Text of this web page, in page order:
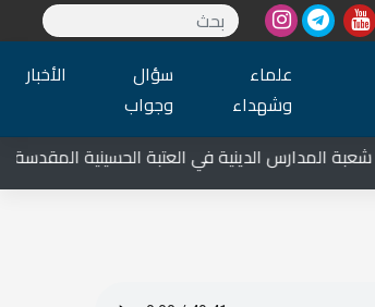
علماء
وشهداء
سؤال
وجواب
الأخبار
شعبة المدارس الدينية في العتبة الحسينية المقدسة